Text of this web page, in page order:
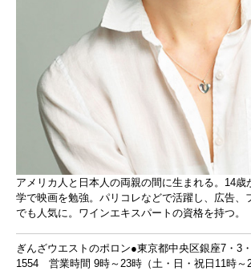
アメリカ人と日本人の両親の間に生まれる。14歳
学で映画を勉強。パリコレなどで活躍し、広告、
でも人気に。ワインエキスパートの資格を持つ。
ぎんざウエストのポロン●東京都中央区銀座7・
1554 営業時間 9時～23時（土・日・祝日11時～